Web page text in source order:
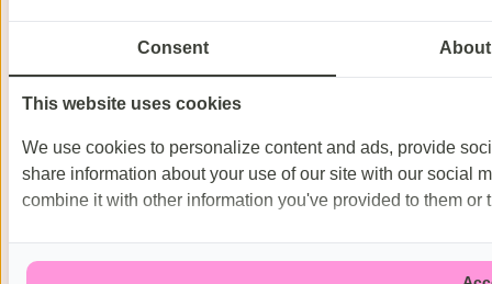
Consent
This website uses cookies
We use cookies to personalize content and ads, provide
share information about your use of our site with our social
combine it with other information you've provided to them